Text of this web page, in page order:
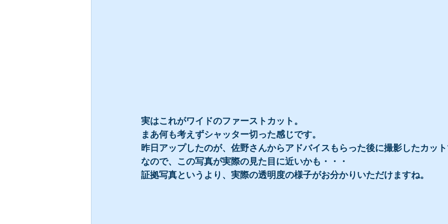
実はこれがワイドのファーストカット。
まあ何も考えずシャッター切った感じです。
昨日アップしたのが、佐野さんからアドバイスもらった後に撮影したカッ
なので、この写真が実際の見た目に近いかも・・・
証拠写真というより、実際の透明度の様子がお分かりいただけますね。